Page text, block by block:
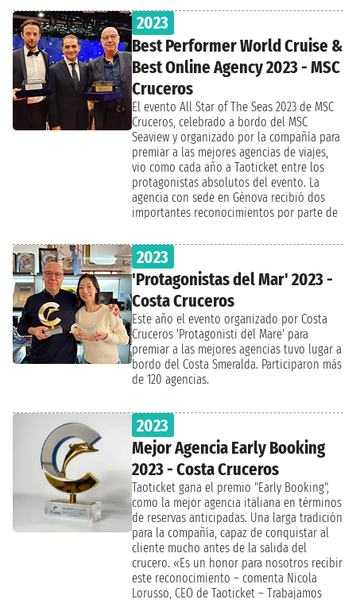
la marca de lujo Explora Journeys, parte del
grupo MSC.
2023
Best Performer World Cruise &
Best Online Agency 2023 - MSC
Cruceros
El evento All Star of The Seas 2023 de MSC
Cruceros, celebrado a bordo del MSC
Seaview y organizado por la compañía para
premiar a las mejores agencias de viajes,
vio como cada año a Taoticket entre los
protagonistas absolutos del evento. La
agencia con sede en Génova recibió dos
importantes reconocimientos por parte de
Best Online Agency, recogidos por el
Director General Matteo Lorusso y el CEO
Nicola Lorusso. Este galardón representa el
reconocimiento al compromiso de
Taoticket por parte de MSC Cruceros y eleva
aún más el prestigio de la empresa, que
desde hace casi 20 años opera con éxito a
nivel nacional e internacional.
2023
'Protagonistas del Mar' 2023 -
Costa Cruceros
Este año el evento organizado por Costa
Cruceros 'Protagonisti del Mare' para
premiar a las mejores agencias tuvo lugar a
bordo del Costa Smeralda. Participaron más
de 120 agencias.
2023
Mejor Agencia Early Booking
2023 - Costa Cruceros
Taoticket gana el premio "Early Booking",
como la mejor agencia italiana en términos
de reservas anticipadas. Una larga tradición
para la compañía, capaz de conquistar al
cliente mucho antes de la salida del
crucero. «Es un honor para nosotros recibir
este reconocimiento – comenta Nicola
Lorusso, CEO de Taoticket – Trabajamos